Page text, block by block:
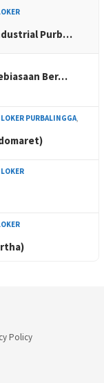
Purb…
Ber…
LOKER PURBALINGGA,
LOKER
Policy